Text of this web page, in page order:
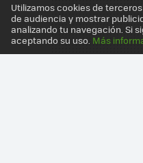
Utilizamos cookies de
de audiencia y mostrar
analizando tu navegación. Si
aceptando su uso. Más